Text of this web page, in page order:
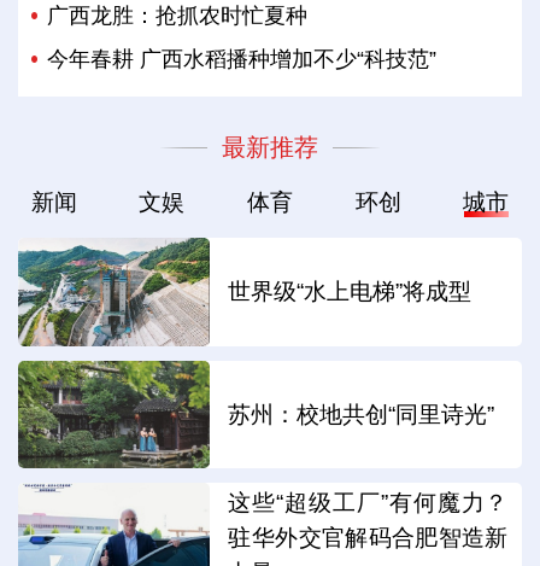
广西龙胜：抢抓农时忙夏种
今年春耕 广西水稻播种增加不少“科技范”
最新推荐
新闻 文娱 体育 环创 城市
世界级“水上电梯”将成型
苏州：校地共创“同里诗光”
这些“超级工厂”有何魔力？
驻华外交官解码合肥智造新